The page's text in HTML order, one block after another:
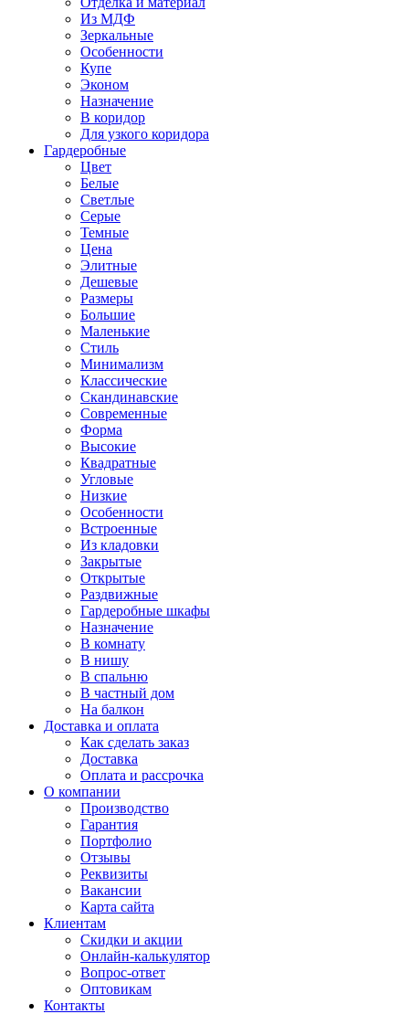
Из МДФ
Зеркальные
Особенности
Купе
Эконом
Назначение
В коридор
Для узкого коридора
Гардеробные
Цвет
Белые
Светлые
Серые
Темные
Цена
Элитные
Дешевые
Размеры
Большие
Маленькие
Стиль
Минимализм
Классические
Скандинавские
Современные
Форма
Высокие
Квадратные
Угловые
Низкие
Особенности
Встроенные
Из кладовки
Закрытые
Открытые
Раздвижные
Гардеробные шкафы
Назначение
В комнату
В нишу
В спальню
В частный дом
На балкон
Доставка и оплата
Как сделать заказ
Доставка
Оплата и рассрочка
О компании
Производство
Гарантия
Портфолио
Отзывы
Реквизиты
Вакансии
Карта сайта
Клиентам
Скидки и акции
Онлайн-калькулятор
Вопрос-ответ
Оптовикам
Контакты